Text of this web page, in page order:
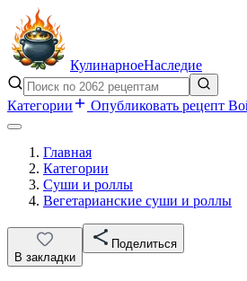
КулинарноеНаследие
Категории Опубликовать рецепт
Главная
Категории
Суши и роллы
Вегетарианские суши и роллы
В закладки
Поделиться